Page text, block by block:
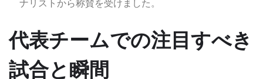
ナリストから称賛を受けました。
代表チームでの注目すべき
試合と瞬間